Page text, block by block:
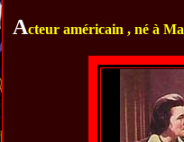
Acteur américain , né à